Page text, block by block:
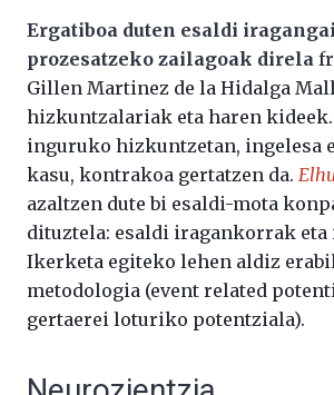
Ergatiboa duten esaldi
prozesatzeko zailagoak direla
Gillen Martinez de la Hidalga
hizkuntzalariak eta haren kideek.
inguruko hizkuntzetan, ingelesa
kasu, kontrakoa gertatzen da.
azaltzen dute bi esaldi-mota
dituztela: esaldi iragankorrak eta
Ikerketa egiteko lehen aldiz
metodologia (event related
gertaerei loturiko potentziala).